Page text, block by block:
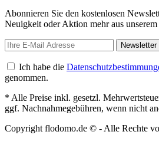
Abonnieren Sie den kostenlosen
Neuigkeit oder Aktion mehr aus
Newsletter
Ich habe die
genommen.
* Alle Preise inkl. gesetzl.
ggf. Nachnahmegebühren, wenn nicht
Copyright flodomo.de © - Alle Rechte